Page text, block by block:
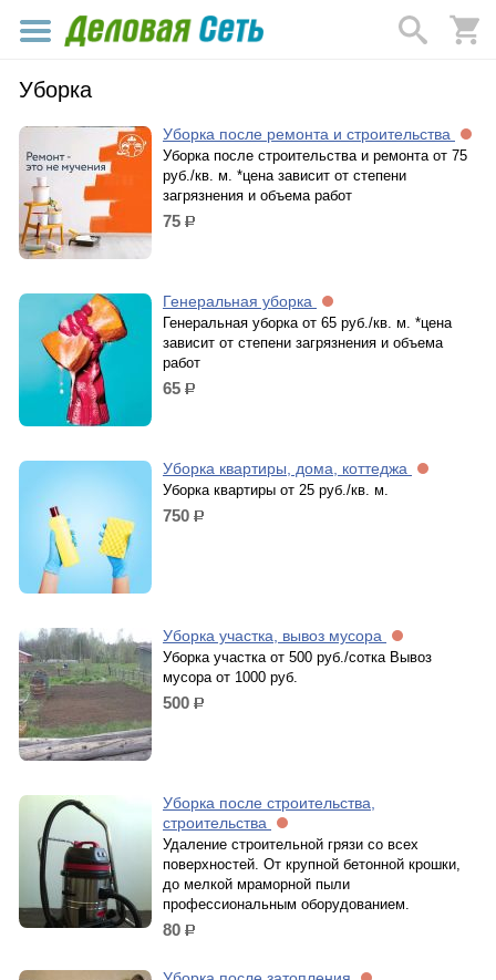
Уборка
Уборка после ремонта и строительства
Уборка после строительства и ремонта от 75
руб./кв. м. *цена зависит от степени
загрязнения и объема работ
75 р.
Генеральная уборка
Генеральная уборка от 65 руб./кв. м. *цена
зависит от степени загрязнения и объема
работ
65 р.
Уборка квартиры, дома, коттеджа
Уборка квартиры от 25 руб./кв. м.
750 р.
Уборка участка, вывоз мусора
Уборка участка от 500 руб./сотка Вывоз
мусора от 1000 руб.
500 р.
Уборка после строительства,
строительства
Удаление строительной грязи со всех
поверхностей. От крупной бетонной крошки,
до мелкой мраморной пыли
профессиональным оборудованием.
80 р.